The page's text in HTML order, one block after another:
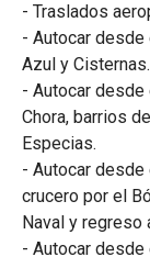
- Traslados
- Autocar
Azul y
- Autocar desde
Chora, barrios
Especias.
- Autocar desde
crucero por el
Naval y regreso
- Autocar desde